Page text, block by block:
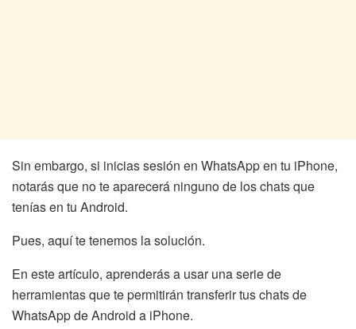
Sin embargo, si inicias sesión en WhatsApp en tu iPhone,
notarás que no te aparecerá ninguno de los chats que
tenías en tu Android.
Pues, aquí te tenemos la solución.
En este artículo, aprenderás a usar una serie de
herramientas que te permitirán transferir tus chats de
WhatsApp de Android a iPhone.